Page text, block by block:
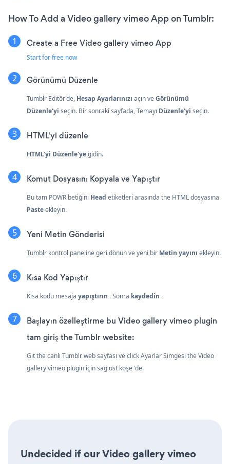
How To Add a Video gallery vimeo App on Tumblr:
Create a Free Video gallery vimeo App
Start for free now
Görünümü Düzenle
Tumblr Editör'de, Hesap Ayarlarınızı açın veGörünümü
Düzenle'yi seçin. Bir sonraki sayfada, Temayı Düzenle'yi seçin.
HTML'yi düzenle
HTML'yi Düzenle'yegidin.
Komut Dosyasını Kopyala ve Yapıştır
Bu tam POWR betiğini Head etiketleri arasında the HTML dosyasına
Pasteekleyin.
Yeni Metin Gönderisi
Tumblr kontrol paneline geri dönün ve yeni bir Metin yayını ekleyin.
Kısa Kod Yapıştır
Kısa kodu mesaja yapıştırın . Sonra kaydedin .
Başlayın özelleştirme bu Video gallery vimeo plugin
tam giriş the Tumblr website:
Git the canlı Tumblr web sayfası ve click Ayarlar Simgesi the Video
gallery vimeo plugin için sağ üst köşe 'de.
Undecided if our Video gallery vimeo